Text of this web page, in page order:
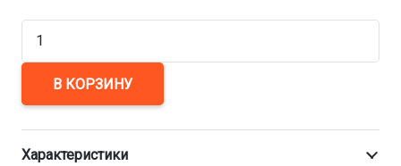
Количество
Заглушка
1-
600-
6
В КОРЗИНУ
Характеристики